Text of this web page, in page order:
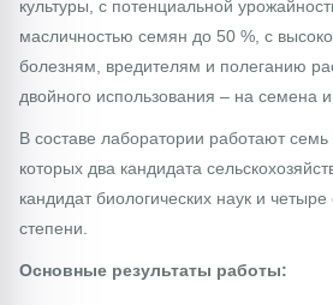
культуры, с потенциальной
масличностью семян до 50 %, с
болезням, вредителям и полеганию
двойного использования – на семена и
В составе лаборатории работают
которых два кандидата
кандидат биологических наук и
степени.
Основные результаты работы: